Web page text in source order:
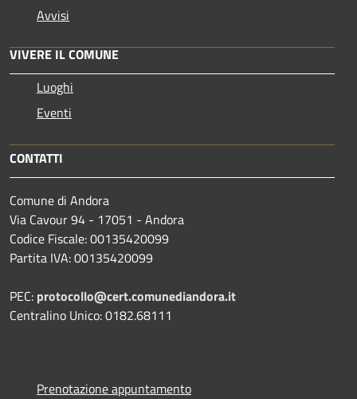
Avvisi
VIVERE IL COMUNE
Luoghi
Eventi
CONTATTI
Comune di Andora
Via Cavour 94 - 17051 - Andora
Codice Fiscale: 00135420099
Partita IVA: 00135420099
PEC: protocollo@cert.comunediandora.it
Centralino Unico: 0182.68111
Prenotazione appuntamento